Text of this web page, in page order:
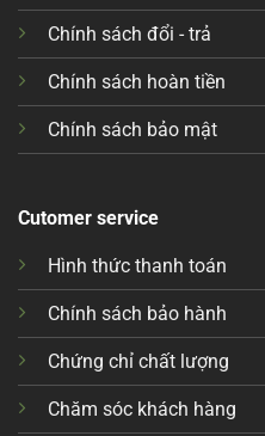
Chính sách đổi - trả
Chính sách hoàn tiền
Chính sách bảo mật
Cutomer service
Hình thức thanh toán
Chính sách bảo hành
Chứng chỉ chất lượng
Chăm sóc khách hàng